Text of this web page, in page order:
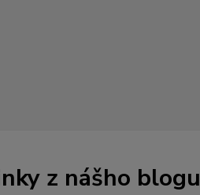
z nášho blogu